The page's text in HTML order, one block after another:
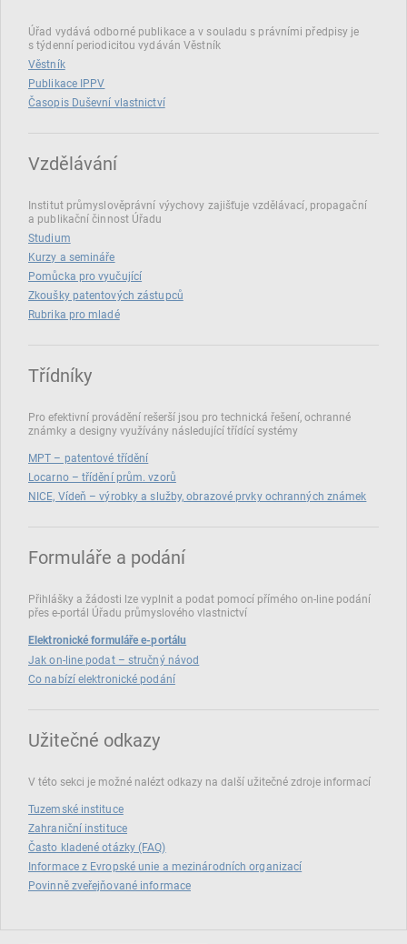
Úřad vydává odborné publikace a v souladu s právními předpisy je
s týdenní periodicitou vydáván Věstník
Věstník
Publikace IPPV
Časopis Duševní vlastnictví
Vzdělávání
Institut průmyslověprávní výychovy zajišťuje vzdělávací, propagační
a publikační činnost Úřadu
Studium
Kurzy a semináře
Pomůcka pro vyučující
Zkoušky patentových zástupců
Rubrika pro mladé
Třídníky
Pro efektivní provádění rešerší jsou pro technická řešení, ochranné
známky a designy využívány následující třídící systémy
MPT – patentové třídění
Locarno – třídění prům. vzorů
NICE, Vídeň – výrobky a služby, obrazové prvky ochranných známek
Formuláře a podání
Přihlášky a žádosti lze vyplnit a podat pomocí přímého on‑line podání
přes e‑portál Úřadu průmyslového vlastnictví
Elektronické formuláře e-portálu
Jak on-line podat – stručný návod
Co nabízí elektronické podání
Užitečné odkazy
V této sekci je možné nalézt odkazy na další užitečné zdroje informací
Tuzemské instituce
Zahraniční instituce
Často kladené otázky (FAQ)
Informace z Evropské unie a mezinárodních organizací
Povinně zveřejňované informace